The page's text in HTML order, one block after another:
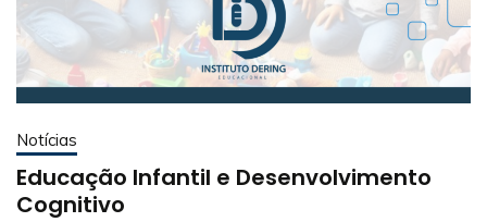
Notícias
Educação Infantil e Desenvolvimento
Cognitivo